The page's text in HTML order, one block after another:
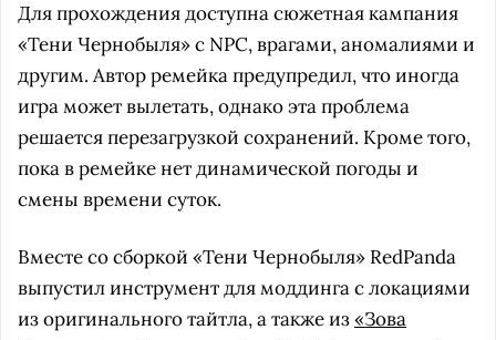
Для прохождения доступна сюжетная кампания
«Тени Чернобыля» с NPC, врагами, аномалиями и
другим. Автор ремейка предупредил, что иногда
игра может вылетать, однако эта проблема
решается перезагрузкой сохранений. Кроме того,
пока в ремейке нет динамической погоды и
смены времени суток.
Вместе со сборкой «Тени Чернобыля» RedPanda
выпустил инструмент для моддинга с локациями
из оригинального тайтла, а также из«Зова